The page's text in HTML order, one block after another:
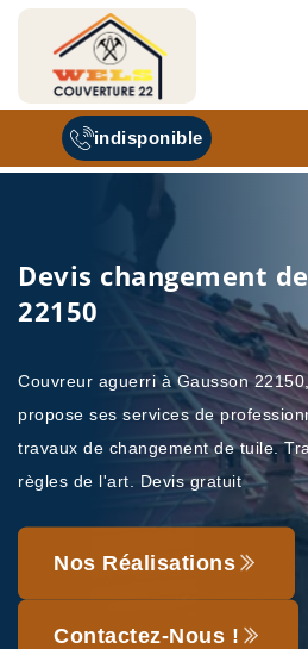
indisponible
Devis changement
22150
Couvreur aguerri à Gausson
propose ses services de
travaux de changement de tuile.
règles de l'art. Devis gratuit
Nos Réalisations
Contactez-Nous !